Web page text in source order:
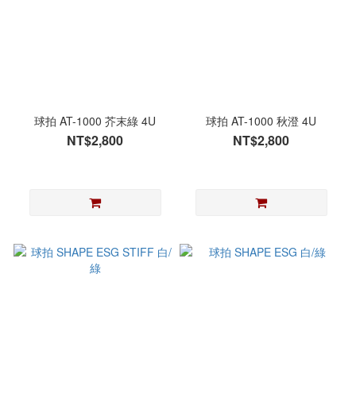
球拍 AT-1000 芥末綠 4U
NT$2,800
球拍 AT-1000 秋澄 4U
NT$2,800